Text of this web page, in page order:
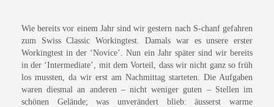
Wie bereits vor einem Jahr sind wir gestern nach S-chanf gefahren
zum Swiss Classic Workingtest. Damals war es unsere erster
Workingtest in der ‘Novice’. Nun ein Jahr später sind wir bereits
in der ‘Intermediate’, mit dem Vorteil, dass wir nicht ganz so früh
los mussten, da wir erst am Nachmittag starteten. Die Aufgaben
waren diesmal an anderen – nicht weniger guten – Stellen im
schönen Gelände; was unverändert blieb: äusserst warme